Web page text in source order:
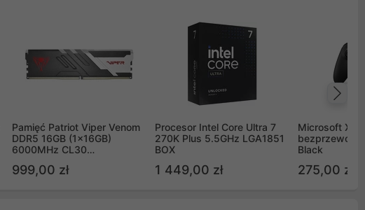
Pamięć Patriot Viper Venom
DDR5 16GB (1x16GB)
6000MHz CL30
999,00 zł
Procesor Intel Core Ultra 7
270K Plus 5.5GHz LGA1851
BOX
1 449,00 zł
Microsoft
Black
275,00 zł